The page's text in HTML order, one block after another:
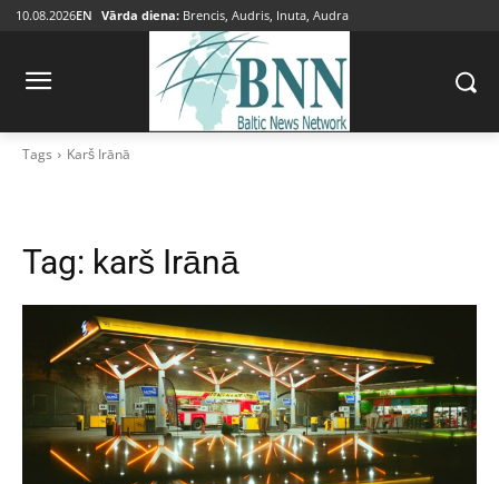
10.08.2026EN Vārda diena: Brencis, Audris, Inuta, Audra
Tags Karš Irānā
Tag: karš Irānā